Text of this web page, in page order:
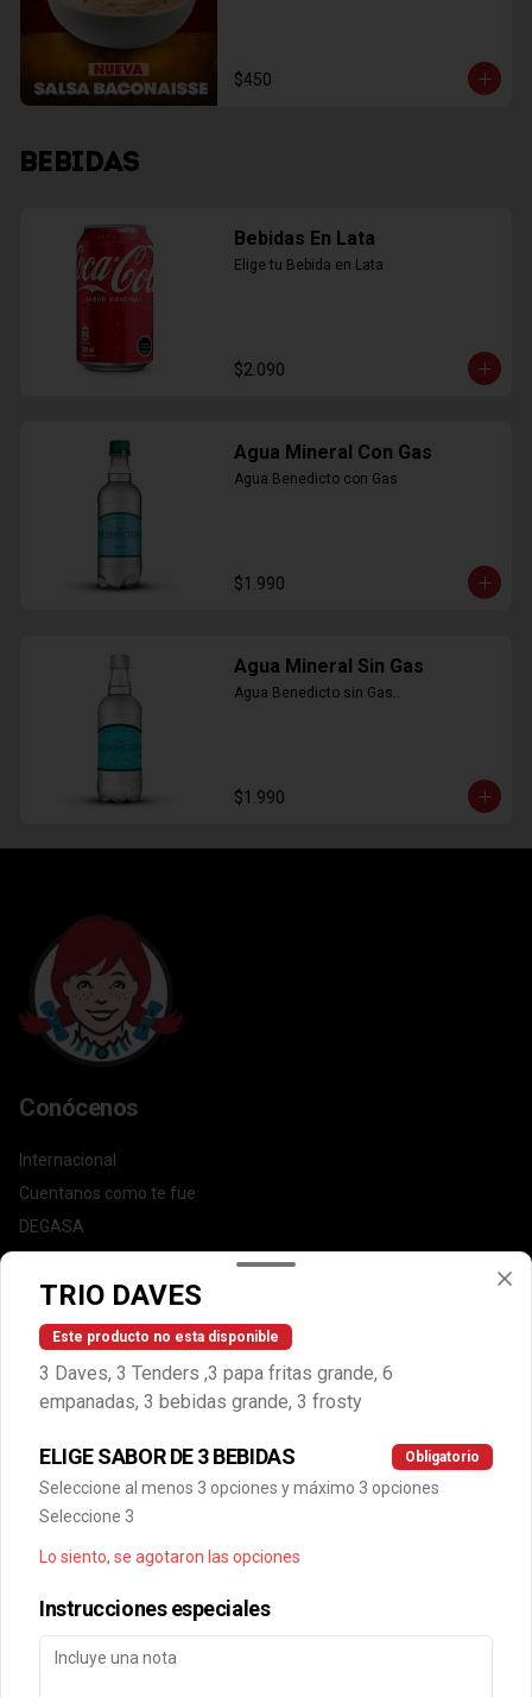
$450
BEBIDAS
Bebidas En Lata
Elige tu Bebida en Lata
$2.090
Agua Mineral Con Gas
Agua Benedicto con Gas
$1.990
Agua Mineral Sin Gas
Agua Benedicto sin Gas..
$1.990
Conócenos
Internacional
Cuentanos como te fue
DEGASA
Escríbenos por WhatsApp: +56950183243
serviciocliente@wendys.cl
Términos y condiciones
Redes sociales
Facebook
Mi cuenta
TRIO DAVES
Este producto no esta disponible
3 Daves, 3 Tenders ,3 papa fritas grande, 6
empanadas, 3 bebidas grande, 3 frosty
ELIGE SABOR DE 3 BEBIDAS Obligatorio
Seleccione al menos 3 opciones y máximo 3 opciones
Seleccione 3
Lo siento, se agotaron las opciones
Instrucciones especiales